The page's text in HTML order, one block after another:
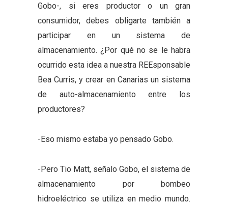
Gobo-, si eres productor o un gran
consumidor, debes obligarte también a
participar en un sistema de
almacenamiento. ¿Por qué no se le habra
ocurrido esta idea a nuestra REEsponsable
Bea Curris, y crear en Canarias un sistema
de auto-almacenamiento entre los
productores?
-Eso mismo estaba yo pensado Gobo.
-Pero Tio Matt, señalo Gobo, el sistema de
almacenamiento por bombeo
hidroeléctrico se utiliza en medio mundo.